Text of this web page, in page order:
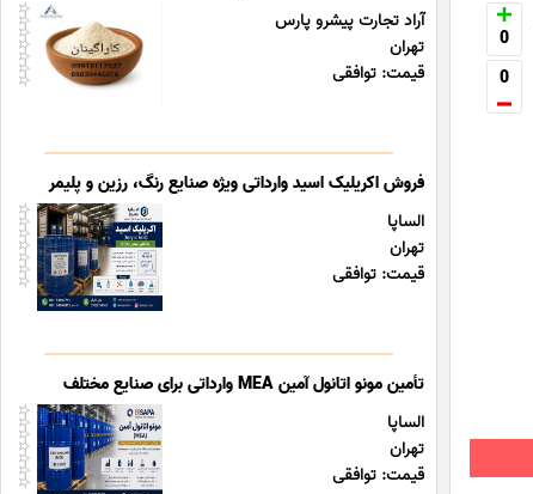
0
0
آراد تجارت پیشرو پارس
تهران
قیمت: توافقی
فروش اکریلیک اسید وارداتی ویژه صنایع رنگ، رزین و پلیمر
الساپا
تهران
قیمت: توافقی
تأمین مونو اتانول آمین MEA وارداتی برای صنایع مختلف
الساپا
تهران
قیمت: توافقی